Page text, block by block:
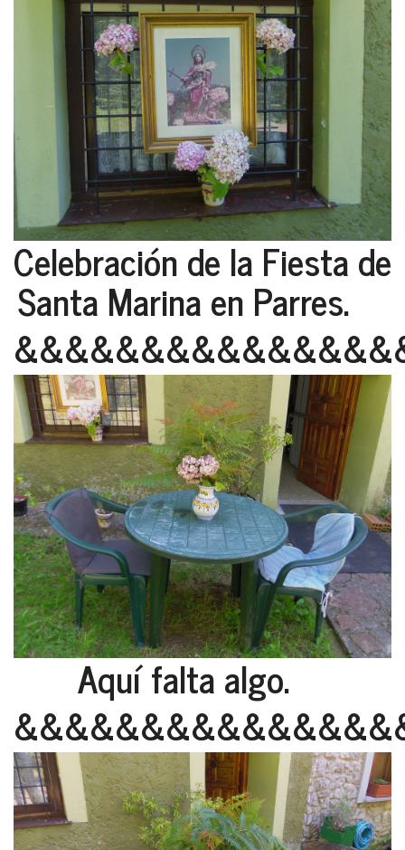
Celebración de la Fiesta de
Santa Marina en Parres.
Aquí falta algo.